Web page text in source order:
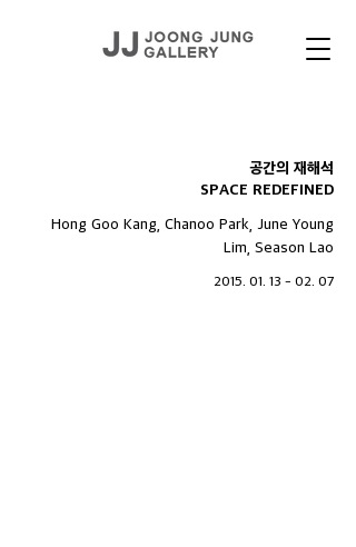
공간의 재해석
SPACE REDEFINED
Hong Goo Kang, Chanoo Park, June Young
Lim, Season Lao
2015. 01. 13 - 02. 07